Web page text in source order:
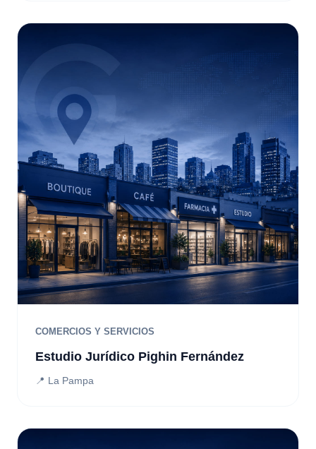
COMERCIOS Y SERVICIOS
Estudio Jurídico Pighin Fernández
📍 La Pampa